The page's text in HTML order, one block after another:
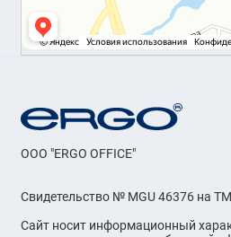
OOO "ERGO OFFICE"
Свидетельство № MGU 46376 на ТМ
Сайт носит информационный